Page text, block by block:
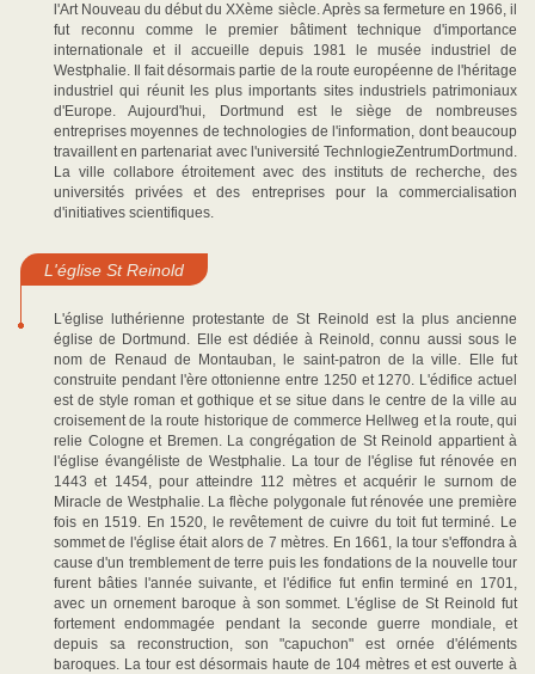
l'Art Nouveau du début du XXème siècle. Après sa fermeture en 1966, il
fut reconnu comme le premier bâtiment technique d'importance
internationale et il accueille depuis 1981 le musée industriel de
Westphalie. Il fait désormais partie de la route européenne de l'héritage
industriel qui réunit les plus importants sites industriels patrimoniaux
d'Europe. Aujourd'hui, Dortmund est le siège de nombreuses
entreprises moyennes de technologies de l'information, dont beaucoup
travaillent en partenariat avec l'université TechnlogieZentrumDortmund.
La ville collabore étroitement avec des instituts de recherche, des
universités privées et des entreprises pour la commercialisation
d'initiatives scientifiques.
L'église St Reinold
L'église luthérienne protestante de St Reinold est la plus ancienne
église de Dortmund. Elle est dédiée à Reinold, connu aussi sous le
nom de Renaud de Montauban, le saint-patron de la ville. Elle fut
construite pendant l'ère ottonienne entre 1250 et 1270. L'édifice actuel
est de style roman et gothique et se situe dans le centre de la ville au
croisement de la route historique de commerce Hellweg et la route, qui
relie Cologne et Bremen. La congrégation de St Reinold appartient à
l'église évangéliste de Westphalie. La tour de l'église fut rénovée en
1443 et 1454, pour atteindre 112 mètres et acquérir le surnom de
Miracle de Westphalie. La flèche polygonale fut rénovée une première
fois en 1519. En 1520, le revêtement de cuivre du toit fut terminé. Le
sommet de l'église était alors de 7 mètres. En 1661, la tour s'effondra à
cause d'un tremblement de terre puis les fondations de la nouvelle tour
furent bâties l'année suivante, et l'édifice fut enfin terminé en 1701,
avec un ornement baroque à son sommet. L'église de St Reinold fut
fortement endommagée pendant la seconde guerre mondiale, et
depuis sa reconstruction, son "capuchon" est ornée d'éléments
baroques. La tour est désormais haute de 104 mètres et est ouverte à